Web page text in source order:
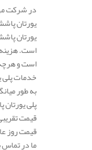
در شرکت
یورتان
است.
است و
خدمات پلی
به طور
قیمت
قیمت روز
ما در